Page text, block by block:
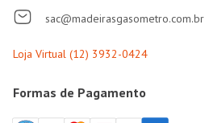
sac@madeirasgasometro.com.br
Formas de Pagamento